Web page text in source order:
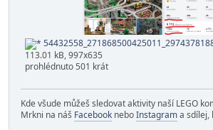
113.01 kB, 997x635
prohlédnuto 501 krát
Kde všude můžeš sledovat aktivity naší LEGO
Mrkni na náš Facebook neboInstagrama sdílej,